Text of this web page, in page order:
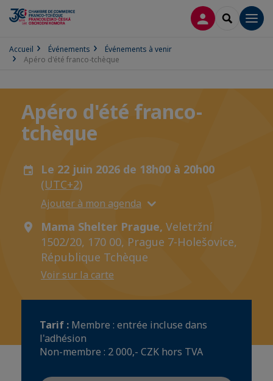
CONNEXION
Accueil Événements
Événements à venir
Apéro d'été franco-tchèque
Apéro d'été franco-
tchèque
Le 22 juin 2026 de 18h00 à 20h00
(UTC+2)
Ajouter à mon agenda
Mama Shelter Prague, Veletržní
1502/20, 170 00, Prague 7-Holešovice,
République Tchèque
Voir sur la carte
Tarif : Membre : entrée incluse dans
l'adhésion
Non-membre : 2 000,- CZK hors TVA